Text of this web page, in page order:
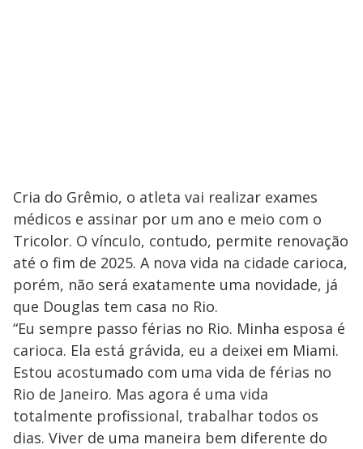
Cria do Grêmio, o atleta vai realizar exames
médicos e assinar por um ano e meio com o
Tricolor. O vínculo, contudo, permite renovação
até o fim de 2025. A nova vida na cidade carioca,
porém, não será exatamente uma novidade, já
que Douglas tem casa no Rio.
“Eu sempre passo férias no Rio. Minha esposa é
carioca. Ela está grávida, eu a deixei em Miami.
Estou acostumado com uma vida de férias no
Rio de Janeiro. Mas agora é uma vida
totalmente profissional, trabalhar todos os
dias. Viver de uma maneira bem diferente do